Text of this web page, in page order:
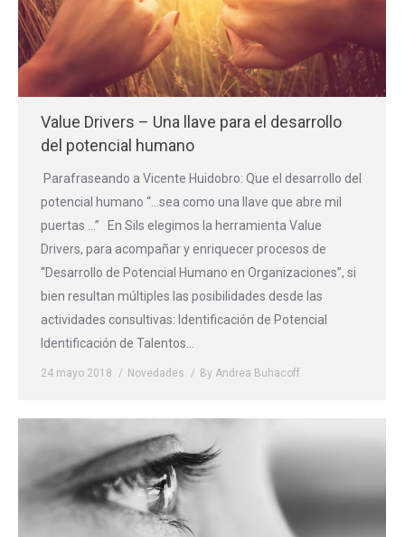
Value Drivers – Una llave para el desarrollo
del potencial humano
Parafraseando a Vicente Huidobro: Que el desarrollo del
potencial humano “…sea como una llave que abre mil
puertas …” En Sils elegimos la herramienta Value
Drivers, para acompañar y enriquecer procesos de
“Desarrollo de Potencial Humano en Organizaciones”, si
bien resultan múltiples las posibilidades desde las
actividades consultivas: Identificación de Potencial
Identificación de Talentos…
24 mayo 2018 Novedades By Andrea Buhacoff